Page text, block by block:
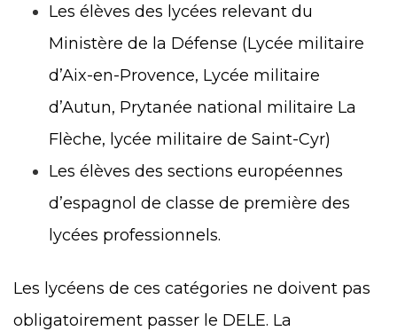
Les élèves des lycées relevant du
Ministère de la Défense (Lycée militaire
d’Aix-en-Provence, Lycée militaire
d’Autun, Prytanée national militaire La
Flèche, lycée militaire de Saint-Cyr)
Les élèves des sections européennes
d’espagnol de classe de première des
lycées professionnels.
Les lycéens de ces catégories ne doivent pas
obligatoirement passer le DELE. La